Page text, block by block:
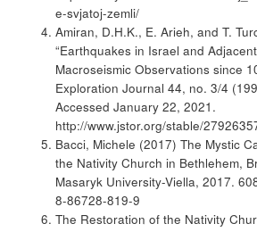
e-svjatoj-zemli/
Amiran, D.H.K., E. Arieh, and T.
“Earthquakes in Israel and
Macroseismic Observations since
Exploration Journal 44, no. 3/4
Accessed January 22, 2021.
http://www.jstor.org/stable/
Bacci, Michele (2017) The Mystic
the Nativity Church in Bethlehem,
Masaryk University-Viella, 2017.
8-86728-819-9
The Restoration of the Nativity